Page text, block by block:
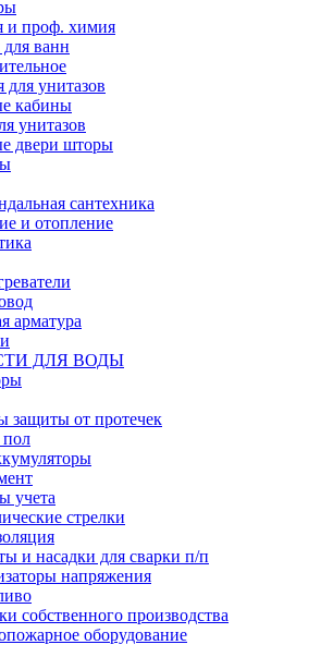
и проф. химия
ванн
для унитазов
кабины
унитазов
двери шторы
сантехника
и отопление
арматура
ДЛЯ ВОДЫ
защиты от протечек
учета
стрелки
и насадки для сварки п/п
напряжения
собственного производства
оборудование